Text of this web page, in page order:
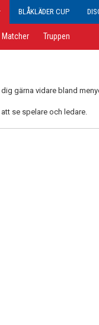
BLÅKLÄDER CUP
Matcher Truppen
gärna vidare bland
se spelare och ledare.